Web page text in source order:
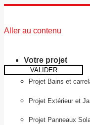
Aller au contenu
Votre projet
Projet Bains et
Projet Extérieur et
Projet Panneaux
VALIDER